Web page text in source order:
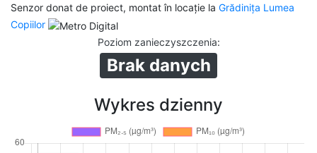
Senzor donat de proiect, montat în locație la Grădinița Lumea
Copiilor
Poziom zanieczyszczenia:
Brak danych
Wykres dzienny